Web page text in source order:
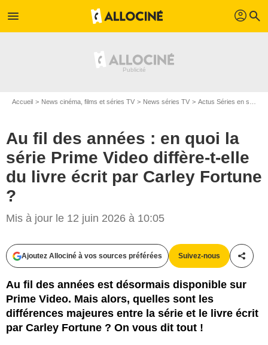
menu profil search
Accueil News cinéma, films et séries TV News séries TV Actus Séries en streaming
Au fil des années : en quoi la
série Prime Video diffère-t-elle
du livre écrit par Carley Fortune
?
Mis à jour le 12 juin 2026 à 10:05
Ajoutez Allociné à vos sources préférées Suivez-nous
Au fil des années est désormais disponible sur
Prime Video. Mais alors, quelles sont les
différences majeures entre la série et le livre écrit
par Carley Fortune ? On vous dit tout !